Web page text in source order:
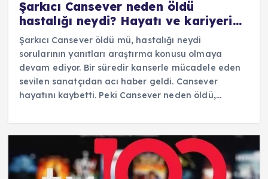
Şarkıcı Cansever neden öldü
hastalığı neydi? Hayatı ve kariyeri…
Şarkıcı Cansever öldü mü, hastalığı neydi
sorularının yanıtları araştırma konusu olmaya
devam ediyor. Bir süredir kanserle mücadele eden
sevilen sanatçıdan acı haber geldi. Cansever
hayatını kaybetti. Peki Cansever neden öldü,…